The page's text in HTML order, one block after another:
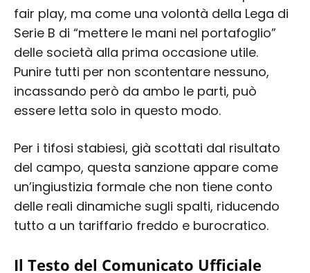
fair play, ma come una volontà della Lega di
Serie B di “mettere le mani nel portafoglio”
delle società alla prima occasione utile.
Punire tutti per non scontentare nessuno,
incassando però da ambo le parti, può
essere letta solo in questo modo.
Per i tifosi stabiesi, già scottati dal risultato
del campo, questa sanzione appare come
un’ingiustizia formale che non tiene conto
delle reali dinamiche sugli spalti, riducendo
tutto a un tariffario freddo e burocratico.
Il Testo del Comunicato Ufficiale